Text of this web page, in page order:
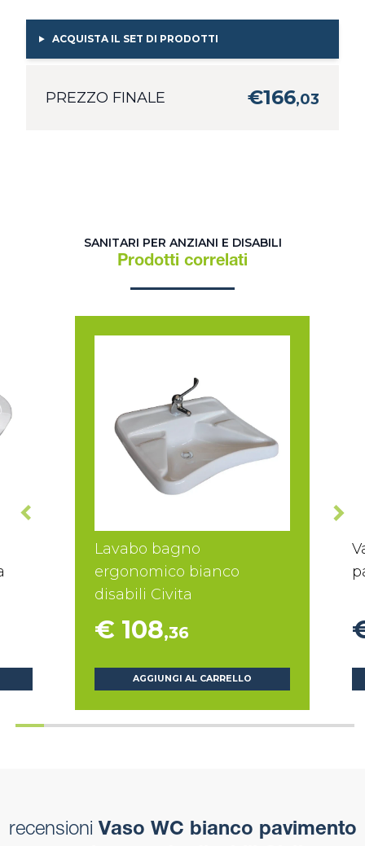
ACQUISTA IL SET DI PRODOTTI
PREZZO FINALE €166,03
SANITARI PER ANZIANI E DISABILI
Prodotti correlati
Lavabo bagno
ergonomico bianco
disabili Civita
€ 108,36
AGGIUNGI AL CARRELLO
recensioni Vaso WC bianco pavimento